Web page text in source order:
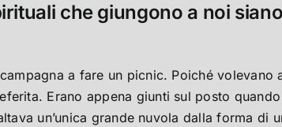
che giungono a noi
a fare un picnic. Poiché volevano
Erano appena giunti sul posto
un’unica grande nuvola dalla forma di